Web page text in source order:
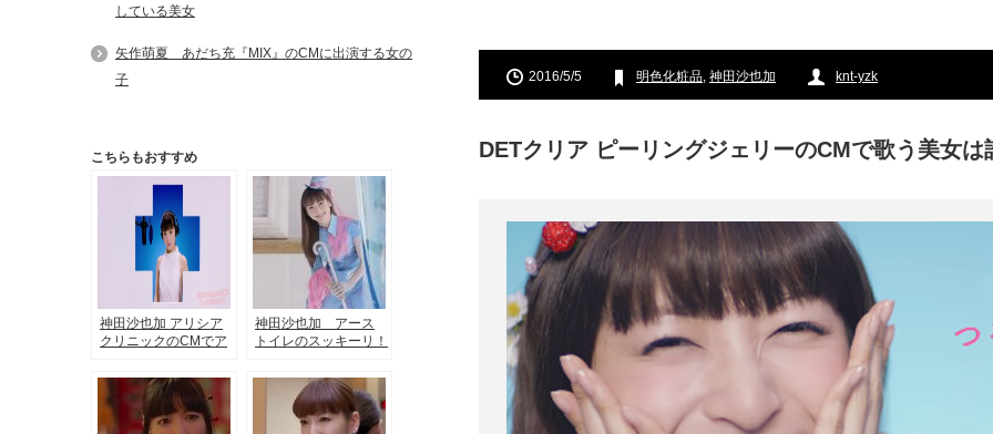
2016/5/5 明色化粧品, 神田沙也加 knt-yzk
DETクリア ピーリングジェリーのCMで歌う美女は
している美女
矢作萌夏 あだち充『MIX』のCMに出演する女の
子
こちらもおすすめ
神田沙也加 アリシア
クリニックのCMでア
神田沙也加 アース
トイレのスッキーリ！